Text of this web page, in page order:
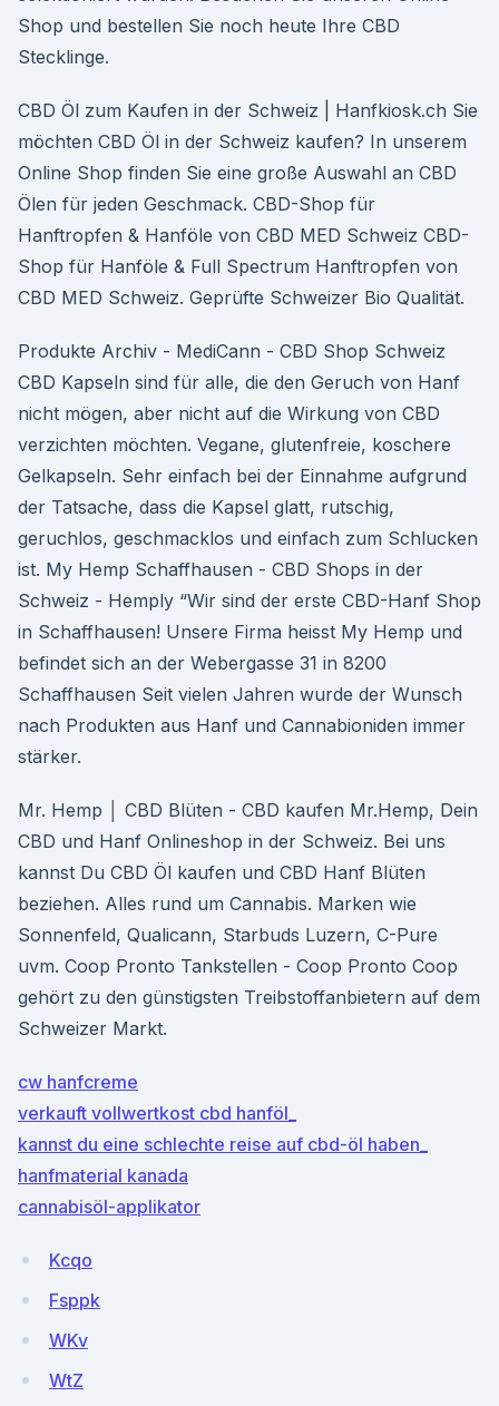
Shop und bestellen Sie noch heute Ihre CBD
Stecklinge.
CBD Öl zum Kaufen in der Schweiz | Hanfkiosk.ch Sie
möchten CBD Öl in der Schweiz kaufen? In unserem
Online Shop finden Sie eine große Auswahl an CBD
Ölen für jeden Geschmack. CBD-Shop für
Hanftropfen & Hanföle von CBD MED Schweiz CBD-
Shop für Hanföle & Full Spectrum Hanftropfen von
CBD MED Schweiz. Geprüfte Schweizer Bio Qualität.
Produkte Archiv - MediCann - CBD Shop Schweiz
CBD Kapseln sind für alle, die den Geruch von Hanf
nicht mögen, aber nicht auf die Wirkung von CBD
verzichten möchten. Vegane, glutenfreie, koschere
Gelkapseln. Sehr einfach bei der Einnahme aufgrund
der Tatsache, dass die Kapsel glatt, rutschig,
geruchlos, geschmacklos und einfach zum Schlucken
ist. My Hemp Schaffhausen - CBD Shops in der
Schweiz - Hemply “Wir sind der erste CBD-Hanf Shop
in Schaffhausen! Unsere Firma heisst My Hemp und
befindet sich an der Webergasse 31 in 8200
Schaffhausen Seit vielen Jahren wurde der Wunsch
nach Produkten aus Hanf und Cannabioniden immer
stärker.
Mr. Hemp │ CBD Blüten - CBD kaufen Mr.Hemp, Dein
CBD und Hanf Onlineshop in der Schweiz. Bei uns
kannst Du CBD Öl kaufen und CBD Hanf Blüten
beziehen. Alles rund um Cannabis. Marken wie
Sonnenfeld, Qualicann, Starbuds Luzern, C-Pure
uvm. Coop Pronto Tankstellen - Coop Pronto Coop
gehört zu den günstigsten Treibstoffanbietern auf dem
Schweizer Markt.
cw hanfcreme
verkauft vollwertkost cbd hanföl_
kannst du eine schlechte reise auf cbd-öl haben_
hanfmaterial kanada
cannabisöl-applikator
Kcqo
Fsppk
WKv
WtZ